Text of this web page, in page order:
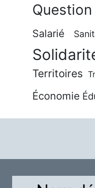
Question
Salarié
Territoires
Économie